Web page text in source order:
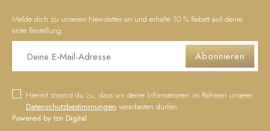
Melde dich zu unseren Newsletter an und erhalte 10 % Rabatt auf deine
erste Bestellung.
Abonnieren
Hiermit stimmst du zu, dass wir deine Informationen im Rahmen unserer
Datenschutzbestimmungen verarbeiten dürfen.
Powered by tzn Digital